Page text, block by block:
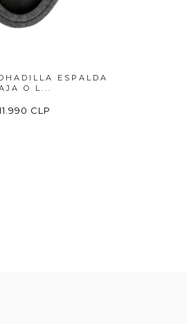
ESPALDA
O L...
CLP